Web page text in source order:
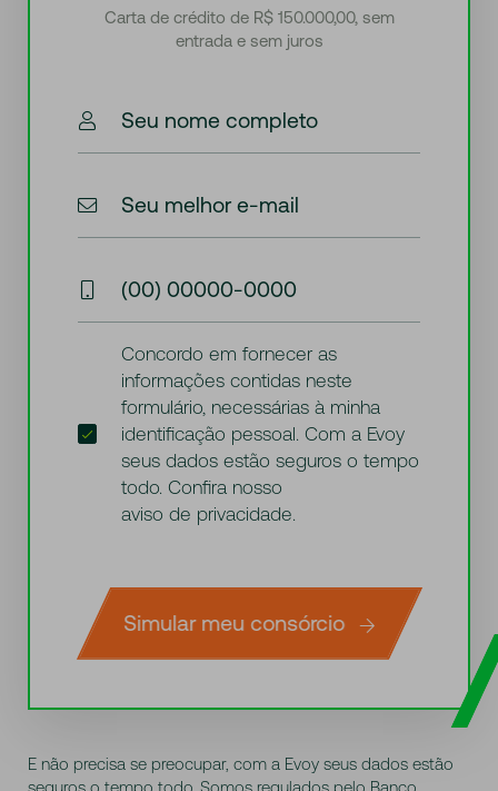
Carta de crédito de R$ 150.000,00, sem
entrada e sem juros
Seu nome completo
Seu melhor e-mail
(00) 00000-0000
Concordo em fornecer as
informações contidas neste
formulário, necessárias à minha
identificação pessoal. Com a Evoy
seus dados estão seguros o tempo
todo. Confira nosso
aviso de privacidade.
Simular meu consórcio
E não precisa se preocupar, com a Evoy seus dados estão
seguros o tempo todo. Somos regulados pelo Banco